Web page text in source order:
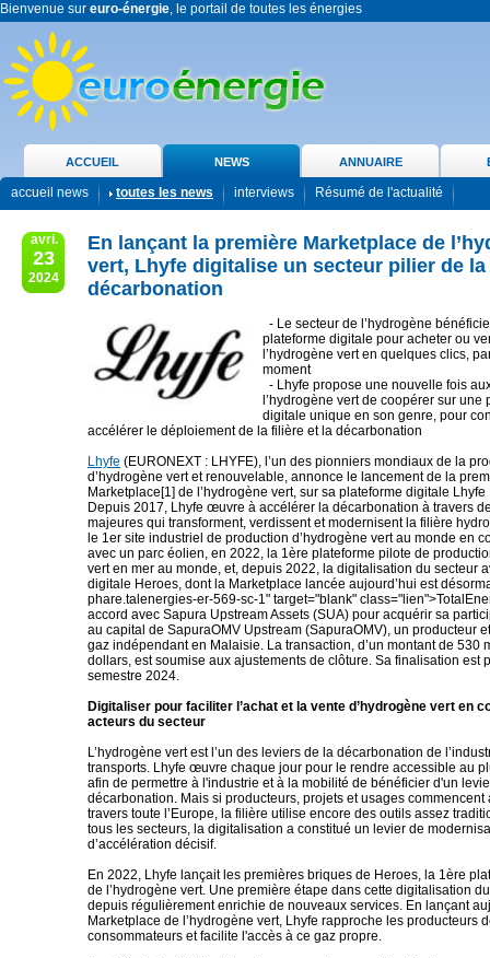
Bienvenue sur euro-énergie, le portail de toutes les énergies
ACCUEIL NEWS ANNUAIRE
accueil news toutes les news interviews Résumé de l'actualité
avri.
23
2024
En lançant la première Marketplace de
vert, Lhyfe digitalise un secteur pilier de la
décarbonation
- Le secteur de l’hydrogène
plateforme digitale pour acheter ou
l’hydrogène vert en quelques clics,
moment
- Lhyfe propose une nouvelle fois
l’hydrogène vert de coopérer sur une
digitale unique en son genre, pour
accélérer le déploiement de la filière et la décarbonation
Lhyfe (EURONEXT : LHYFE), l’un des pionniers mondiaux de la
d’hydrogène vert et renouvelable, annonce le lancement de la
Marketplace[1] de l’hydrogène vert, sur sa plateforme digitale Lhyfe
Depuis 2017, Lhyfe œuvre à accélérer la décarbonation à travers
majeures qui transforment, verdissent et modernisent la filière
le 1er site industriel de production d’hydrogène vert au monde en
avec un parc éolien, en 2022, la 1ère plateforme pilote de
vert en mer au monde, et, depuis 2022, la digitalisation du secteur
digitale Heroes, dont la Marketplace lancée aujourd’hui est
phare.talenergies-er-569-sc-1" target="blank"
accord avec Sapura Upstream Assets (SUA) pour acquérir sa
au capital de SapuraOMV Upstream (SapuraOMV), un producteur
gaz indépendant en Malaisie. La transaction, d’un montant de 530
dollars, est soumise aux ajustements de clôture. Sa finalisation est
semestre 2024.
Digitaliser pour faciliter l’achat et la vente d’hydrogène vert en
acteurs du secteur
L’hydrogène vert est l’un des leviers de la décarbonation de
transports. Lhyfe œuvre chaque jour pour le rendre accessible au
afin de permettre à l'industrie et à la mobilité de bénéficier d'un
décarbonation. Mais si producteurs, projets et usages commencent
travers toute l’Europe, la filière utilise encore des outils assez
tous les secteurs, la digitalisation a constitué un levier de
d’accélération décisif.
En 2022, Lhyfe lançait les premières briques de Heroes, la 1ère
de l’hydrogène vert. Une première étape dans cette digitalisation du
depuis régulièrement enrichie de nouveaux services. En lançant
Marketplace de l’hydrogène vert, Lhyfe rapproche les producteurs
consommateurs et facilite l'accès à ce gaz propre.